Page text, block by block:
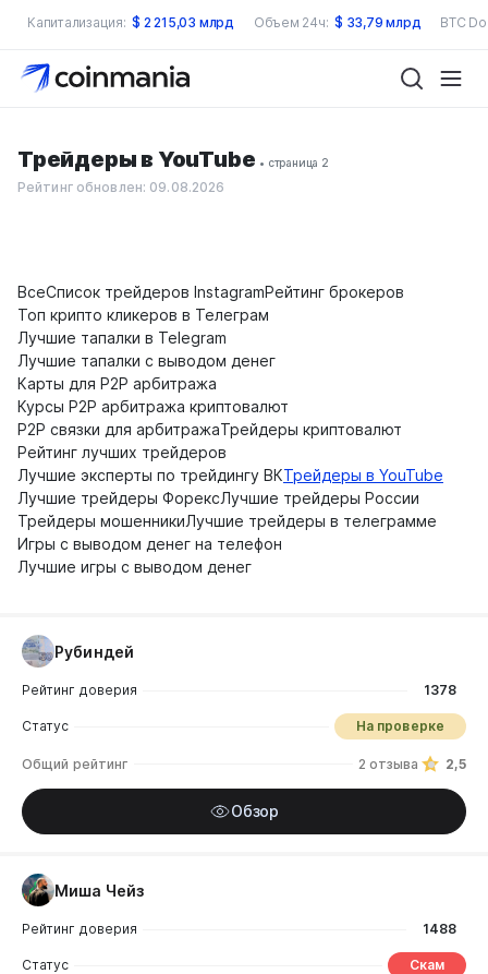
Капитализация: $ 2 215,03 млрд Объем 24ч: $ 33,79 млрд BTC
Трейдеры в YouTube • страница 2
Рейтинг обновлен: 09.08.2026
ВсеСписок трейдеров InstagramРейтинг брокеров
Топ крипто кликеров в Телеграм
Лучшие тапалки в Telegram
Лучшие тапалки с выводом денег
Карты для P2P арбитража
Курсы P2P арбитража криптовалют
P2P связки для арбитражаТрейдеры криптовалют
Рейтинг лучших трейдеров
Лучшие эксперты по трейдингу ВКТрейдеры в YouTube
Лучшие трейдеры ФорексЛучшие трейдеры России
Трейдеры мошенникиЛучшие трейдеры в телеграмме
Игры с выводом денег на телефон
Лучшие игры с выводом денег
Рейтинг доверия 1378
Рубиндей
Статус На проверке
Общий рейтинг 2,5
2 отзыва
Обзор
Рейтинг доверия 1488
Миша Чейз
Статус Скам